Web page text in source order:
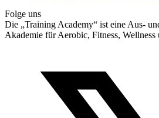
Folge uns
Die „Training Academy“ ist eine Aus-
Akademie für Aerobic, Fitness, Wellness